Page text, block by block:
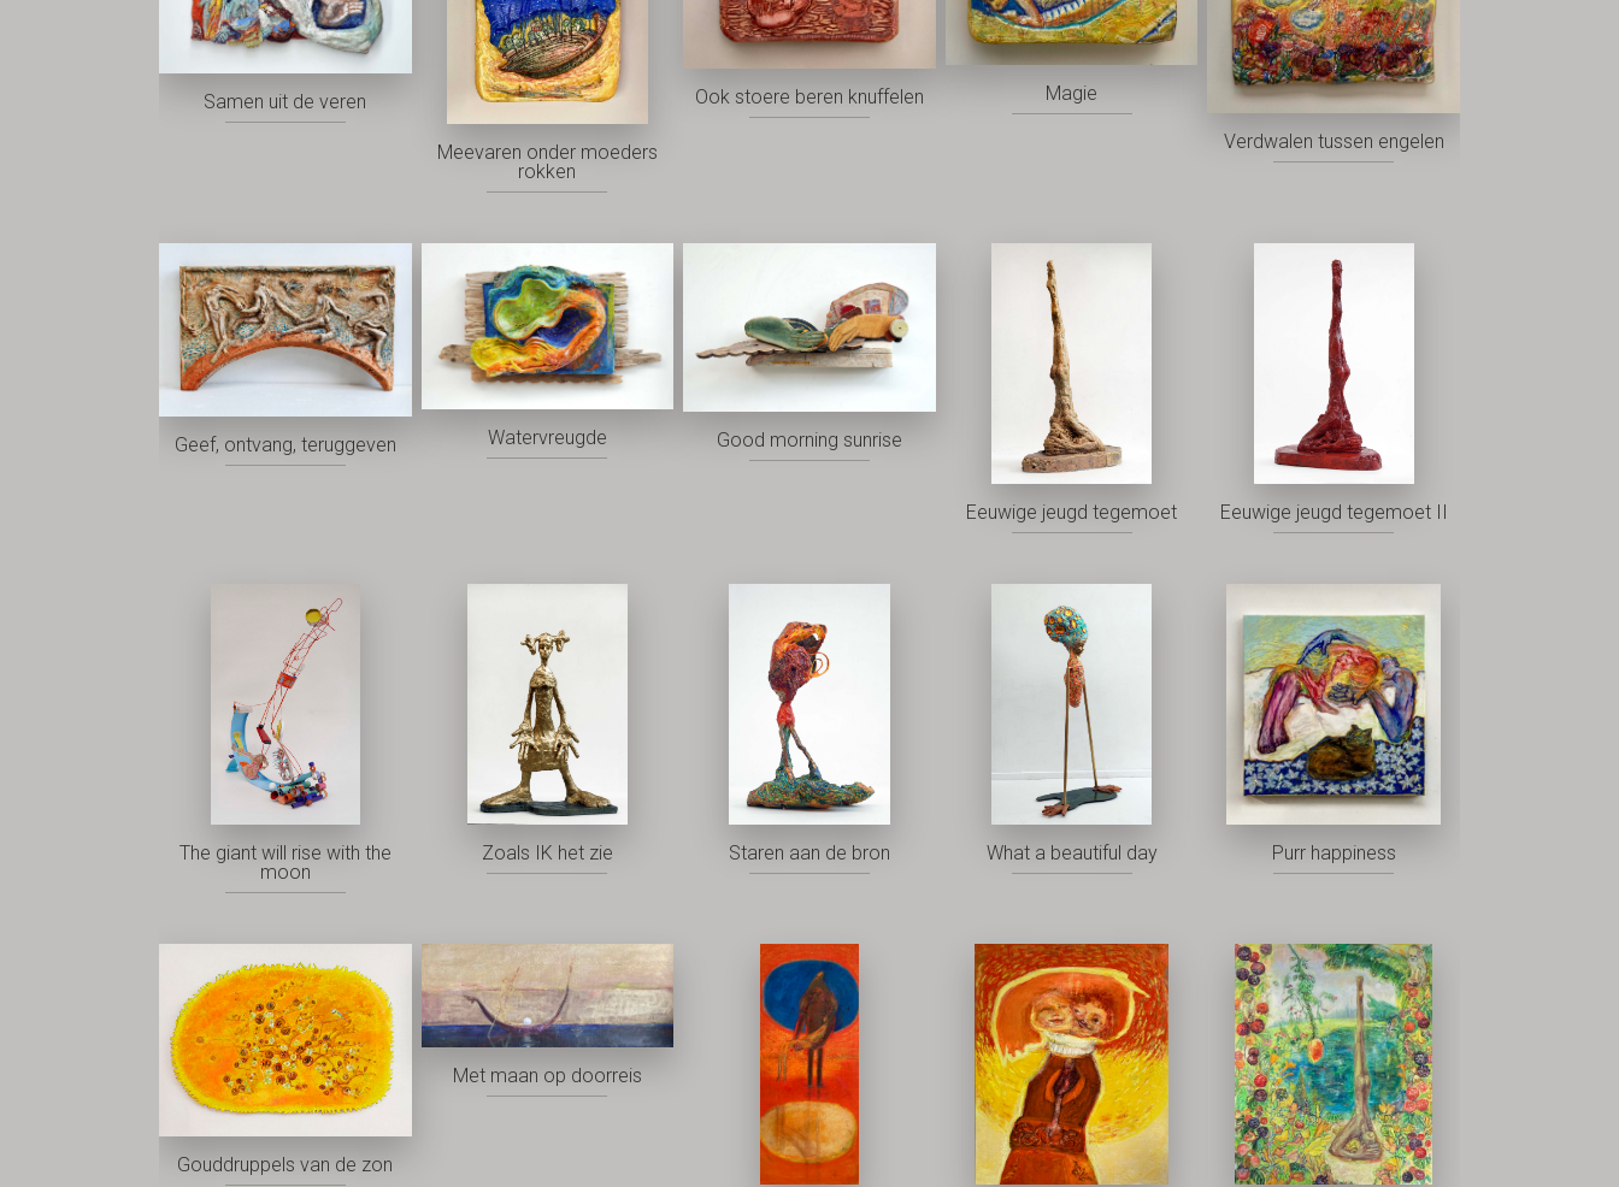
Samen uit de veren
Meevaren onder moeders
rokken
Ook stoere beren knuffelen Magie
Verdwalen tussen engelen
Geef, ontvang, teruggeven Watervreugde Good morning sunrise
Eeuwige jeugd tegemoet Eeuwige jeugd tegemoet II
The giant will rise with the
moon
Zoals IK het zie Staren aan de bron What a beautiful day Purr happiness
Gouddruppels van de zon
Met maan op doorreis